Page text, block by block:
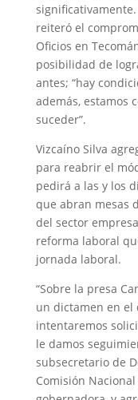
reiteró el
Oficios en
posibilidad de
antes; “hay
además, estamos
suceder”.
Vizcaíno Silva
para reabrir el
pedirá a las y los
que abran mesas
del sector
reforma laboral
jornada laboral.
“Sobre la presa
un dictamen en el
intentaremos
le damos
subsecretario de
Comisión